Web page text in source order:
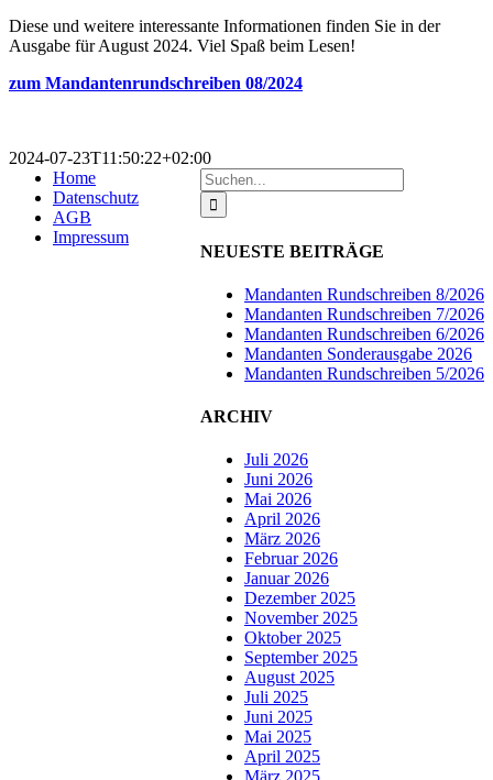
Diese und weitere interessante Informationen finden Sie in der
Ausgabe für August 2024. Viel Spaß beim Lesen!
zum Mandantenrundschreiben 08/2024
2024-07-23T11:50:22+02:00
Suche
nach:
NEUESTE BEITRÄGE
Mandanten Rundschreiben 8/2026
Mandanten Rundschreiben 7/2026
Mandanten Rundschreiben 6/2026
Mandanten Sonderausgabe 2026
Mandanten Rundschreiben 5/2026
ARCHIV
Juli 2026
Juni 2026
Mai 2026
April 2026
März 2026
Februar 2026
Januar 2026
Dezember 2025
November 2025
Oktober 2025
September 2025
August 2025
Juli 2025
Juni 2025
Mai 2025
April 2025
Home
Datenschutz
AGB
Impressum